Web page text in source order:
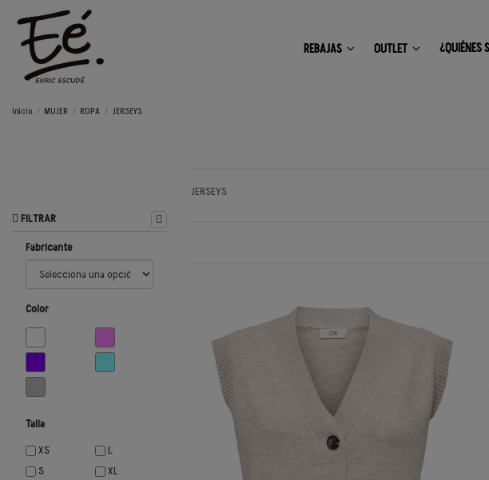
REBAJAS OUTLET ¿QUIÉNES
Inicio MUJER ROPA JERSEYS
JERSEYS
FILTRAR
Fabricante
Color
Talla
XS
S
L
XL